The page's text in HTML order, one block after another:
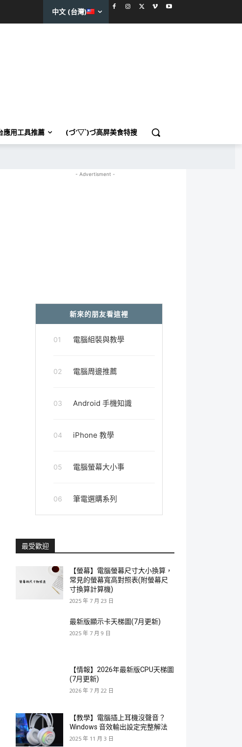
中文 (台灣)
應用工具推薦 (づ′▽`)づ高屏美食特搜
- Advertisment -
新來的朋友看這裡
01 電腦組裝與教學
02 電腦周邊推薦
03 Android 手機知識
04 iPhone 教學
05 電腦螢幕大小事
06 筆電選購系列
最受歡迎
【螢幕】電腦螢幕尺寸大小換算，
常見的螢幕寬高對照表(附螢幕尺
寸換算計算機)
2025 年 7 月 23 日
最新版顯示卡天梯圖(7月更新)
2025 年 7 月 9 日
【情報】2026年最新版CPU天梯圖
(7月更新)
2026 年 7 月 22 日
【教學】電腦插上耳機沒聲音？
Windows 音效輸出設定完整解法
2025 年 11 月 3 日